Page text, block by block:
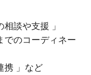
談や支援 」
でのコーディネー
携 」など